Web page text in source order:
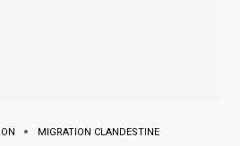
MIGRATION CLANDESTINE